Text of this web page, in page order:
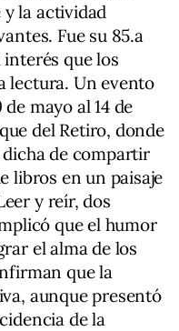
la actividad
Fue su 85.a
que los
lectura. Un evento
mayo al 14 de
del Retiro, donde
dicha de compartir
libros en un paisaje
y reír, dos
que el humor
el alma de los
que la
aunque presentó
de la